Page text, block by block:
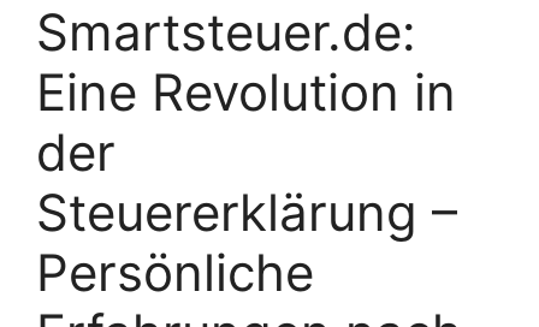
Smartsteuer.de:
Eine Revolution in
der
Steuererklärung –
Persönliche